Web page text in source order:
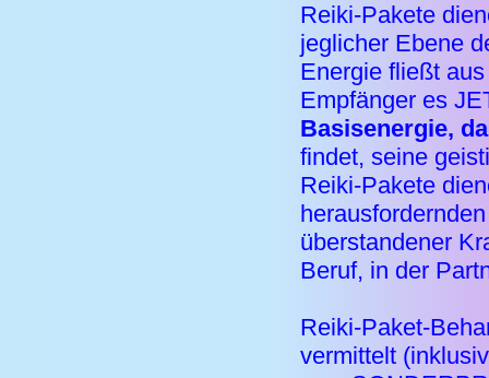
Reiki-Pakete
jeglicher Ebene
Energie fließt
Empfänger es
Basisenergie,
findet, seine
Reiki-Pakete
überstandener
Beruf, in der
Reiki-Paket-
vermittelt